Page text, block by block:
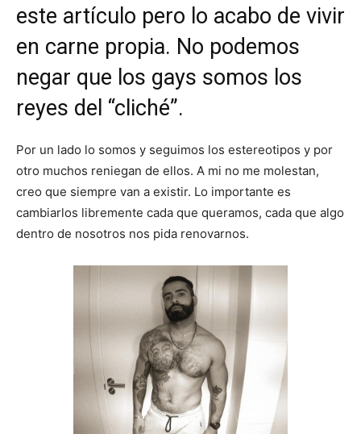
este artículo pero lo acabo de vivir
en carne propia. No podemos
negar que los gays somos los
reyes del “cliché”.
Por un lado lo somos y seguimos los estereotipos y por
otro muchos reniegan de ellos. A mi no me molestan,
creo que siempre van a existir. Lo importante es
cambiarlos libremente cada que queramos, cada que algo
dentro de nosotros nos pida renovarnos.